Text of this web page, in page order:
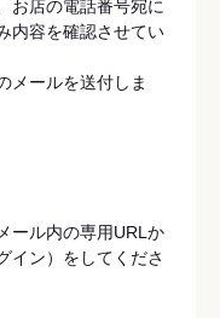
お店の電話番号宛に
内容を確認させてい
メールを送付しま
ール内の専用URLか
イン）をしてくださ